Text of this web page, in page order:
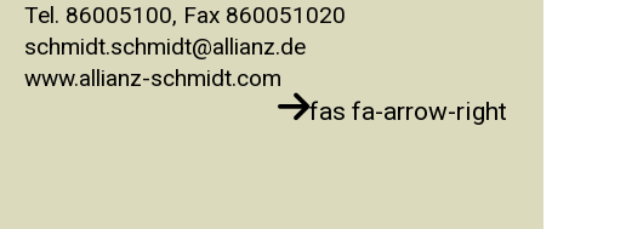
Tel. 86005100, Fax 860051020
schmidt.schmidt@allianz.de
www.allianz-schmidt.com
fas fa-arrow-right